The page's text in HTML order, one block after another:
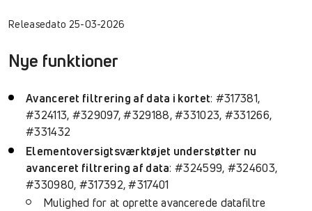
Releasedato 25-03-2026
Nye funktioner
Avanceret filtrering af data i kortet: #317381,
#324113, #329097, #329188, #331023, #331266,
#331432
Elementoversigtsværktøjet understøtter nu
avanceret filtrering af data: #324599, #324603,
#330980, #317392, #317401
Mulighed for at oprette avancerede datafiltre